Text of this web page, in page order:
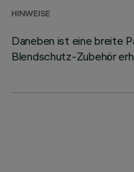
HINWEISE
Daneben ist eine breite
Blendschutz-Zubehör